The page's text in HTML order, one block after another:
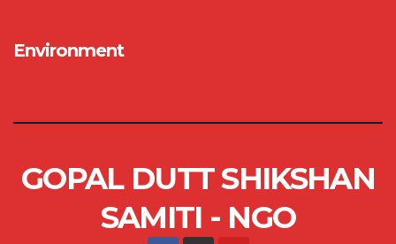
Environment
GOPAL DUTT SHIKSHAN
SAMITI - NGO